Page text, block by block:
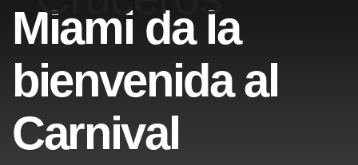
Miami da la
bienvenida al
Carnival